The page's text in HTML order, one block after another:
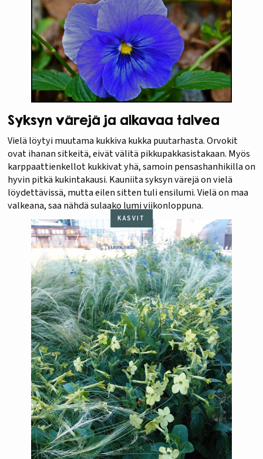
Syksyn värejä ja alkavaa talvea
Vielä löytyi muutama kukkiva kukka puutarhasta. Orvokit
ovat ihanan sitkeitä, eivät välitä pikkupakkasistakaan. Myös
karppaattienkellot kukkivat yhä, samoin pensashanhikilla on
hyvin pitkä kukintakausi. Kauniita syksyn värejä on vielä
löydettävissä, mutta eilen sitten tuli ensilumi. Vielä on maa
valkeana, saa nähdä sulaako lumi viikonloppuna.
KASVIT